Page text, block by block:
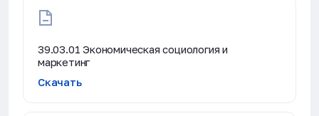
39.03.01 Экономическая социология и
маркетинг
Скачать